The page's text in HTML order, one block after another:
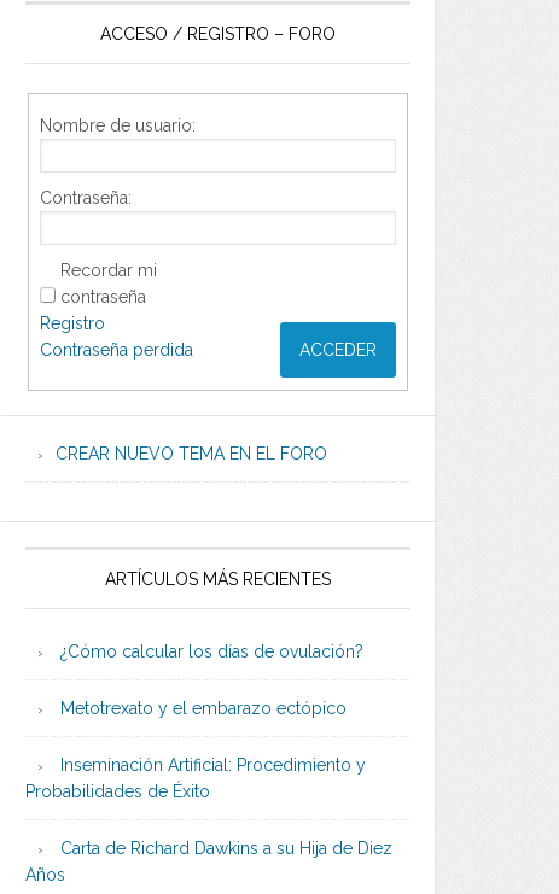
ACCESO / REGISTRO – FORO
Nombre de usuario:
Contraseña:
Recordar mi
contraseña
ACCEDER
Registro
Contraseña perdida
CREAR NUEVO TEMA EN EL FORO
ARTÍCULOS MÁS RECIENTES
¿Cómo calcular los días de ovulación?
Metotrexato y el embarazo ectópico
Inseminación Artificial: Procedimiento y
Probabilidades de Éxito
Carta de Richard Dawkins a su Hija de Diez
Años